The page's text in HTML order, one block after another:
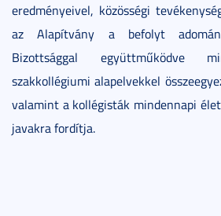
eredményeivel, közösségi
az Alapítvány a befolyt
Bizottsággal együttműködve
szakkollégiumi alapelvekkel
valamint a kollégisták mindennapi
javakra fordítja.